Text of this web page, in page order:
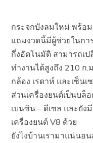
กระจกบังลมใหม่ พร้อม
แถมงวดนี้มีผู้ช่วยในกา
กึ่งอัตโนมัติ สามารถเ
ทำงานได้สูงถึง 210 ก
กล้อง เรดาห์ และเซ็น
ส่วนเครื่องยนต์เป็นบล็
เบนซิน – ดีเซล และยั
เครื่องยนต์ V8 ด้วย
ยังไงบ้านเรามาแน่นอ